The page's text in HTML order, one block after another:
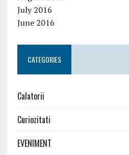
July 2016
June 2016
CATEGORIES
Calatorii
Curiozitati
EVENIMENT